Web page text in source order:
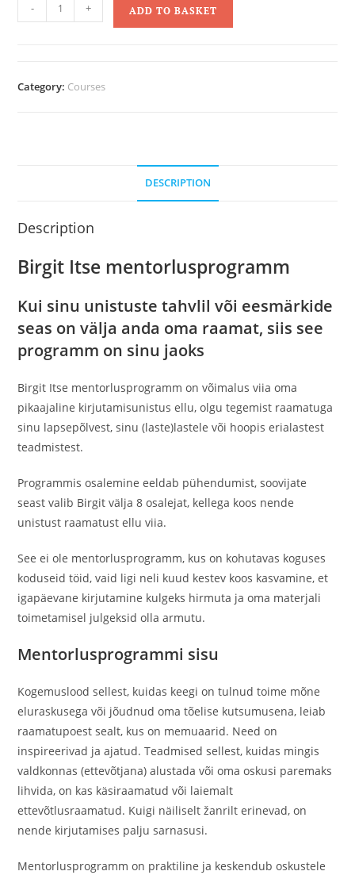
- + ADD TO BASKET
Category: Courses
DESCRIPTION
Description
Birgit Itse mentorlusprogramm
Kui sinu unistuste tahvlil või eesmärkide
seas on välja anda oma raamat, siis see
programm on sinu jaoks
Birgit Itse mentorlusprogramm on võimalus viia oma
pikaajaline kirjutamisunistus ellu, olgu tegemist raamatuga
sinu lapsepõlvest, sinu (laste)lastele või hoopis erialastest
teadmistest.
Programmis osalemine eeldab pühendumist, soovijate
seast valib Birgit välja 8 osalejat, kellega koos nende
unistust raamatust ellu viia.
See ei ole mentorlusprogramm, kus on kohutavas koguses
koduseid töid, vaid ligi neli kuud kestev koos kasvamine, et
igapäevane kirjutamine kulgeks hirmuta ja oma materjali
toimetamisel julgeksid olla armutu.
Mentorlusprogrammi sisu
Kogemuslood sellest, kuidas keegi on tulnud toime mõne
eluraskusega või jõudnud oma tõelise kutsumusena, leiab
raamatupoest sealt, kus on memuaarid. Need on
inspireerivad ja ajatud. Teadmised sellest, kuidas mingis
valdkonnas (ettevõtjana) alustada või oma oskusi paremaks
lihvida, on kas käsiraamatud või laiemalt
ettevõtlusraamatud. Kuigi näiliselt žanrilt erinevad, on
nende kirjutamises palju sarnasusi.
Mentorlusprogramm on praktiline ja keskendub oskustele